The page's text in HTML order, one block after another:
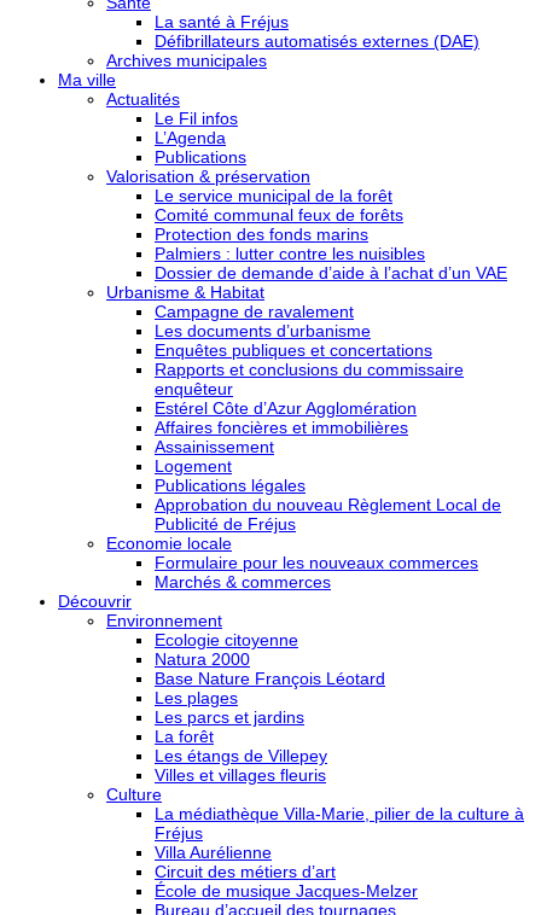
La santé à Fréjus
Défibrillateurs automatisés externes (DAE)
Archives municipales
Ma ville
Actualités
Le Fil infos
L’Agenda
Publications
Valorisation & préservation
Le service municipal de la forêt
Comité communal feux de forêts
Protection des fonds marins
Palmiers : lutter contre les nuisibles
Dossier de demande d’aide à l’achat d’un VAE
Urbanisme & Habitat
Campagne de ravalement
Les documents d’urbanisme
Enquêtes publiques et concertations
Rapports et conclusions du commissaire
enquêteur
Estérel Côte d’Azur Agglomération
Affaires foncières et immobilières
Assainissement
Logement
Publications légales
Approbation du nouveau Règlement Local de
Publicité de Fréjus
Economie locale
Formulaire pour les nouveaux commerces
Marchés & commerces
Découvrir
Environnement
Ecologie citoyenne
Natura 2000
Base Nature François Léotard
Les plages
Les parcs et jardins
La forêt
Les étangs de Villepey
Villes et villages fleuris
Culture
La médiathèque Villa-Marie, pilier de la culture à
Fréjus
Villa Aurélienne
Circuit des métiers d’art
École de musique Jacques-Melzer
Bureau d’accueil des tournages